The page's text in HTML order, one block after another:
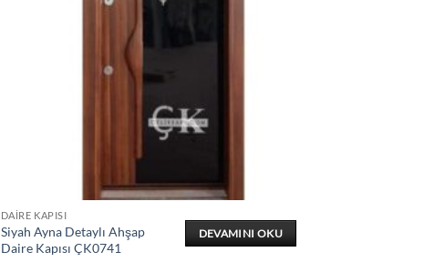
DAIRE KAPISI
Siyah Ayna Detaylı Ahşap
Daire Kapısı ÇK0741
DEVAMINI OKU